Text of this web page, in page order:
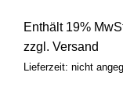
Enthält 19%
zzgl. Versand
Lieferzeit: nicht